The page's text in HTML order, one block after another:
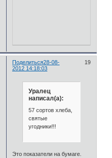
Поделиться 19
28-08-
2012 14:18:03
Уралец
написал(а):
57 сортов хлеба,
святые
угодники!!!
Это показатели на бумаге.